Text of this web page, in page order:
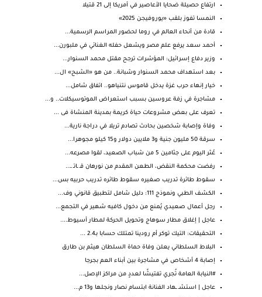
ارتفاع حصيلة ضحايا الأعاصير في أمريكا إلى 21 قتيلا
النمسا تفوز بلقب «يوروفيجن 2025»
قادة من أنحاء العالم في روما لحضور المراسم الرسمية...
أحمد سعد يرفع علم مصر ويشعل حفله الغنائي في ملبورن...
وزير دفاع إسرائيل: المؤشرات ترجح مقتل محمد السنوار...
بعد استهداف محمد السنوار وشبانة.. من هو «الشبح» ال...
خيار إنهاء حرب غزة يدخل قاموس نتنياهو.. اتفاق شامل...
مشاجرة في زفة عروسين بسبب استعراض الموتوسيكلات.. و...
تعرف على بعض مشروعات حياة كريمة بمدينة المنشاة فى ...
وفاة وإصابة شخصين بحادث تصادم تريلا في دراجة نارية...
سرقة 50 مليون جنية و3 ملايين دولار و15 كيلو مجوهرا...
عُثر اليوم على جثامين 5 من شباب الصعيد، لقوا مصرعه...
رفضت محكمة النقض، الطعن المقدم من نورهان قـ ـاتـ ـ...
سقوط طائرة تدريب صغيره سقوط طائره تدريب حربيه بس...
الكشف الطبي ونموذج 111: دليل شامل لتطبيق قانوني وف...
رجل أعمال صعيدي يُمنع من دخول كافيه شهير في التجمع...
عاجل | إغلاق مطار سوهاج وتحويل الحركة لمطار أسيوط....
التحقيقات: التيك توكر أم رودينا تمتلك حسابا بـ2.4 ...
البلاط السلطاني يعلن وفاة حماة السلطان هيثم بن طارق
إصابة 4 أشخاص في مشاجرة بين أبناء العم بجرجا
#النيابة العامة تُجري تفتيشًا لعددٍ من مراكز الإصل...
عاجل | استشـ ـهاد الفنانة ابتسام نصار ونجلها و13 م...